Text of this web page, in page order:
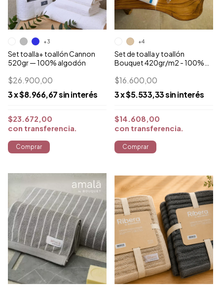
Set toalla+ toallón Cannon
520gr — 100% algodón
$26.900,00
3x$8.966,67sin interés
$23.672,00
con transferencia
+3
Comprar
Set de toalla y toallón
Bouquet 420gr/m2 - 100%
$16.600,00
3x$5.533,33sin interés
$14.608,00
con transferencia
+4
Comprar